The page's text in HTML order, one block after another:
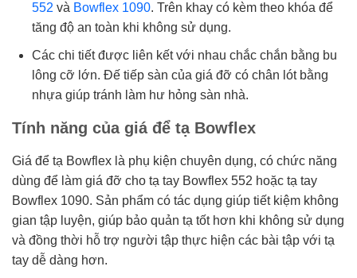
552 và Bowflex 1090. Trên khay có kèm theo khóa để
tăng độ an toàn khi không sử dụng.
Các chi tiết được liên kết với nhau chắc chắn bằng bu
lông cỡ lớn. Đế tiếp sàn của giá đỡ có chân lót bằng
nhựa giúp tránh làm hư hỏng sàn nhà.
Tính năng của giá để tạ Bowflex
Giá để tạ Bowflex là phụ kiện chuyên dụng, có chức năng
dùng để làm giá đỡ cho tạ tay Bowflex 552 hoặc tạ tay
Bowflex 1090. Sản phẩm có tác dụng giúp tiết kiệm không
gian tập luyện, giúp bảo quản tạ tốt hơn khi không sử dụng
và đồng thời hỗ trợ người tập thực hiện các bài tập với tạ
tay dễ dàng hơn.